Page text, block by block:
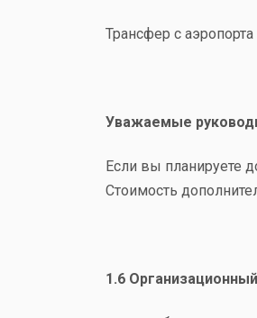
Трансфер с
Уважаемые
Если вы планируете
Стоимость
1.6